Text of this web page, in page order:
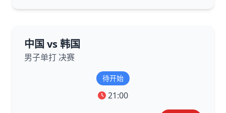
中国 vs 韩国
男子单打 决赛
待开始
21:00